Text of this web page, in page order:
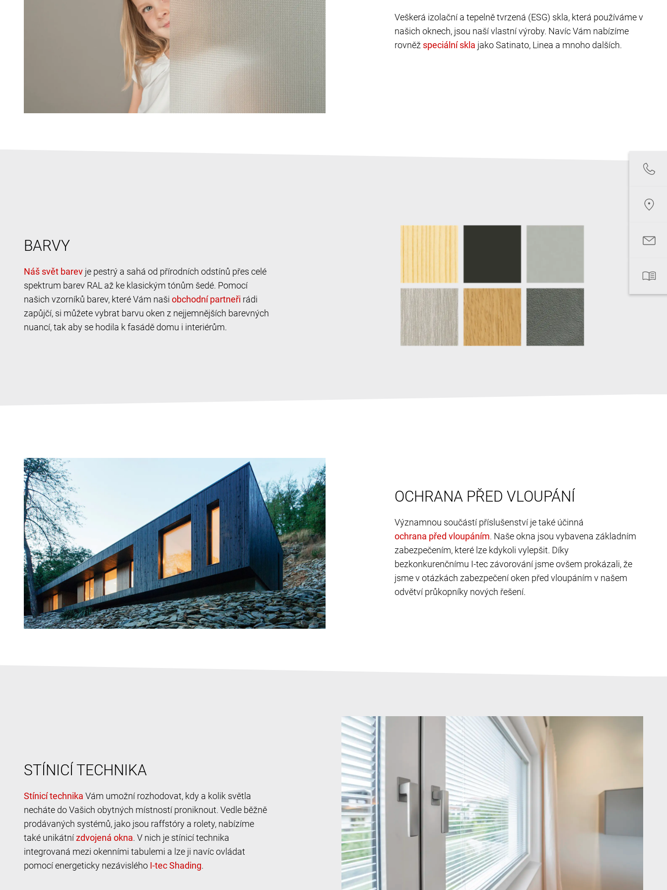
Veškerá izolační a tepelně tvrzená (ESG) skla, která používáme v
našich oknech, jsou naší vlastní výroby. Navíc Vám nabízíme
rovněž
jako Satinato, Linea a mnoho dalších.
BARVY
je pestrý a sahá od přírodních odstínů přes celé
spektrum barev RAL až ke klasickým tónům šedé. Pomocí
našich vzorníků barev, které Vám naši
rádi
zapůjčí, si můžete vybrat barvu oken z nejjemnějších barevných
nuancí, tak aby se hodila k fasádě domu i interiérům.
OCHRANA PŘED VLOUPÁNÍ
Významnou součástí příslušenství je také účinná
. Naše okna jsou vybavena základním
zabezpečením, které lze kdykoli vylepšit. Díky
bezkonkurenčnímu I-tec závorování jsme ovšem prokázali, že
jsme v otázkách zabezpečení oken před vloupáním v našem
odvětví průkopníky nových řešení.
STÍNICÍ TECHNIKA
Vám umožní rozhodovat, kdy a kolik světla
necháte do Vašich obytných místností proniknout. Vedle běžně
prodávaných systémů, jako jsou raffstóry a rolety, nabízíme
také unikátní
. V nich je stínicí technika
integrovaná mezi okenními tabulemi a lze ji navíc ovládat
pomocí energeticky nezávislého
.